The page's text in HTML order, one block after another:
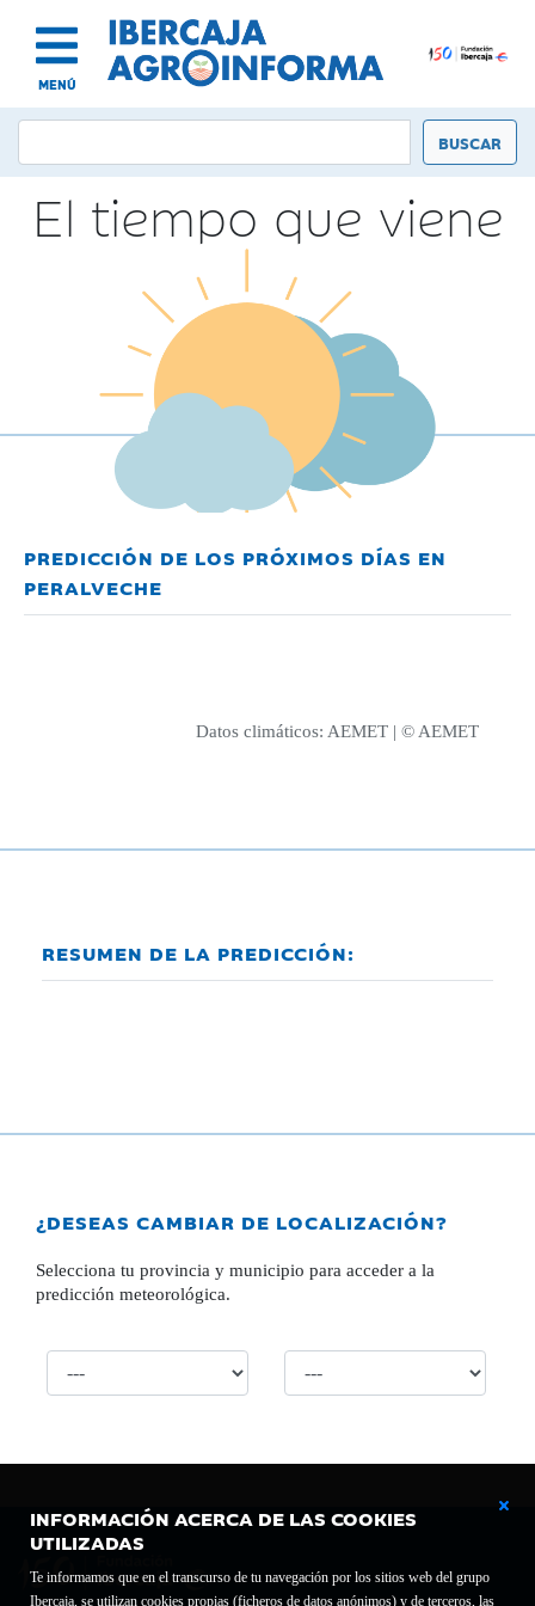
MENÚ
INFORMACIÓN ACERCA DE LAS COOKIES
UTILIZADAS
Te informamos que en el transcurso de tu navegación por los sitios web del grupo
Ibercaja, se utilizan cookies propias (ficheros de datos anónimos) y de terceros, las
El tiempo que viene
PREDICCIÓN DE LOS PRÓXIMOS DÍAS EN
PERALVECHE
Datos climáticos: AEMET | © AEMET
RESUMEN DE LA PREDICCIÓN:
¿DESEAS CAMBIAR DE LOCALIZACIÓN?
Selecciona tu provincia y municipio para acceder a la
predicción meteorológica.